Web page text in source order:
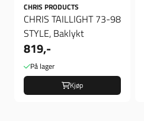
CHRIS PRODUCTS
CHRIS TAILLIGHT 73-98
STYLE, Baklykt
819,-
På lager
Kjøp